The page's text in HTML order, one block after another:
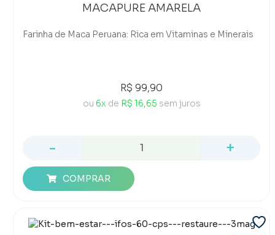
MACAPURE AMARELA
Farinha de Maca Peruana: Rica em Vitaminas e Minerais
R$ 99,90
ou 6x de R$ 16,65 sem juros
- +
COMPRAR